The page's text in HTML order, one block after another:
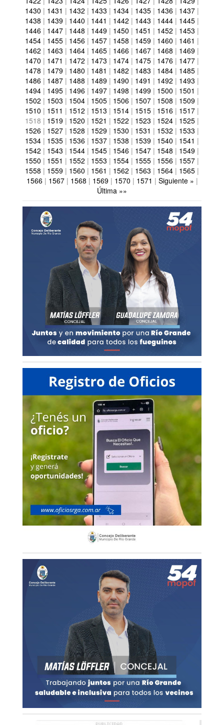
1430 | 1431 | 1432 | 1433 | 1434 | 1435 | 1436 | 1437 |
1438 | 1439 | 1440 | 1441 | 1442 | 1443 | 1444 | 1445 |
1446 | 1447 | 1448 | 1449 | 1450 | 1451 | 1452 | 1453 |
1454 | 1455 | 1456 | 1457 | 1458 | 1459 | 1460 | 1461 |
1462 | 1463 | 1464 | 1465 | 1466 | 1467 | 1468 | 1469 |
1470 | 1471 | 1472 | 1473 | 1474 | 1475 | 1476 | 1477 |
1478 | 1479 | 1480 | 1481 | 1482 | 1483 | 1484 | 1485 |
1486 | 1487 | 1488 | 1489 | 1490 | 1491 | 1492 | 1493 |
1494 | 1495 | 1496 | 1497 | 1498 | 1499 | 1500 | 1501 |
1502 | 1503 | 1504 | 1505 | 1506 | 1507 | 1508 | 1509 |
1510 | 1511 | 1512 | 1513 | 1514 | 1515 | 1516 | 1517 |
1518 | 1519 | 1520 | 1521 | 1522 | 1523 | 1524 | 1525 |
1526 | 1527 | 1528 | 1529 | 1530 | 1531 | 1532 | 1533 |
1534 | 1535 | 1536 | 1537 | 1538 | 1539 | 1540 | 1541 |
1542 | 1543 | 1544 | 1545 | 1546 | 1547 | 1548 | 1549 |
1550 | 1551 | 1552 | 1553 | 1554 | 1555 | 1556 | 1557 |
1558 | 1559 | 1560 | 1561 | 1562 | 1563 | 1564 | 1565 |
1566| 1567| 1568 | 1569| 1570 | 1571 | Siguiente » |
Última »»